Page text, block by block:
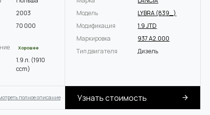
2003
70 000
Хорошее
1.9 л. (1910
ccm)
Модель
LYBRA (839_)
Модификация
1.9 JTD
Маркировка
937 A2.000
Тип двигателя
Дизель
полное описание Узнать стоимость